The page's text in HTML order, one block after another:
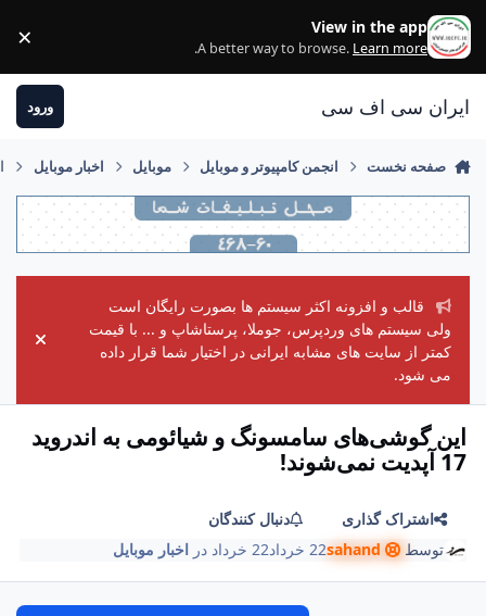
رفتن به مطلب
View in the app
A better way to browse. Learn more
.
×
ایران سی اف سی ورود
صفحه نخست انجمن کامپیوتر و موبایل موبایل اخبار موبایل
قالب و افزونه اکثر سیستم ها بصورت رایگان است
ولی سیستم های وردپرس، جوملا، پرستاشاپ و ... با قیمت
کمتر از سایت های مشابه ایرانی در اختیار شما قرار داده
می شود.
این گوشی‌های سامسونگ و شیائومی به اندروید
17 آپدیت نمی‌شوند!
اشتراک گذاری
دنبال کنندگان
توسط
22 خرداد 22 خرداد در اخبار موبایل